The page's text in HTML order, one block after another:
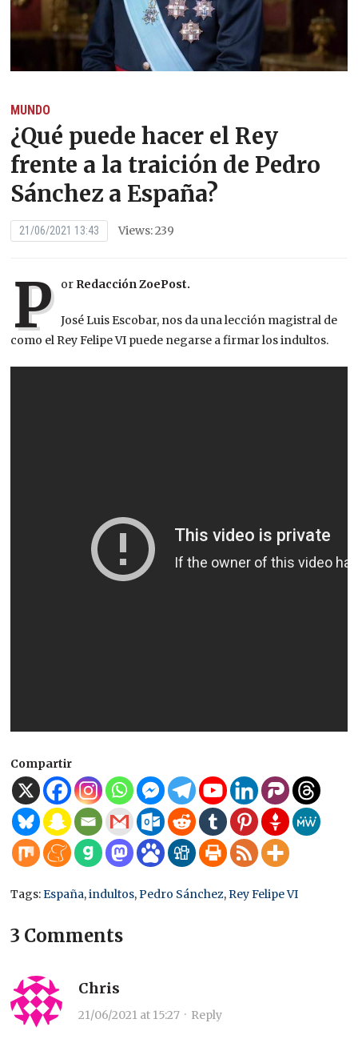
MUNDO
¿Qué puede hacer el Rey
frente a la traición de Pedro
Sánchez a España?
21/06/2021 13:43 Views: 239
P or Redacción ZoePost.
José Luis Escobar, nos da una lección magistral de
como el Rey Felipe VI puede negarse a firmar los indultos.
Compartir
Tags:España,indultos,Pedro Sánchez,Rey Felipe VI
3 Comments
Chris
21/06/2021 at 15:27 · Reply